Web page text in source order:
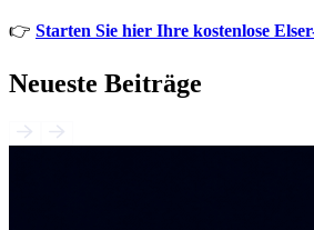
👉 Starten Sie hier Ihre kostenlose
Neueste Beiträge